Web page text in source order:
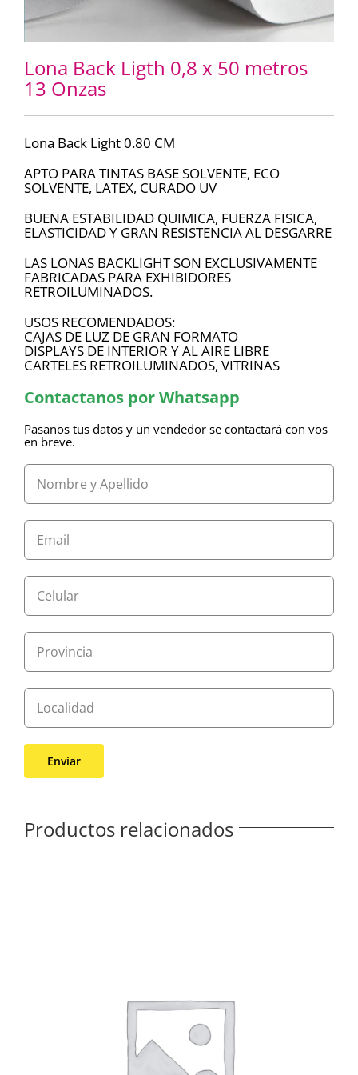
Lona Back Ligth 0,8 x 50 metros
13 Onzas
Lona Back Light 0.80 CM
APTO PARA TINTAS BASE SOLVENTE, ECO
SOLVENTE, LATEX, CURADO UV
BUENA ESTABILIDAD QUIMICA, FUERZA FISICA,
ELASTICIDAD Y GRAN RESISTENCIA AL DESGARRE
LAS LONAS BACKLIGHT SON EXCLUSIVAMENTE
FABRICADAS PARA EXHIBIDORES
RETROILUMINADOS.
USOS RECOMENDADOS:
CAJAS DE LUZ DE GRAN FORMATO
DISPLAYS DE INTERIOR Y AL AIRE LIBRE
CARTELES RETROILUMINADOS, VITRINAS
Contactanos por Whatsapp
Pasanos tus datos y un vendedor se contactará con vos
en breve.
Productos relacionados